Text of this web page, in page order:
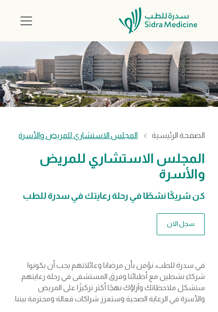
الصفحة الرئيسية المجلس الاستشاري للمريض والأسرة
المجلس الاستشاري للمريض
والأسرة
كن شريكًا نشطًا في رحلة رعايتك في سدرة للطب
سجل الان
في سدرة للطب، نؤمن بأن مرضانا وعائلاتهم يجب أن يكونوا
شركاء نشطين مع أطبائنا وفرق المستشفى في رحلة رعايتهم.
ستشكل ملاحظاتك وآراؤك نهجًا أكثر تركيزًا على المريض
والأسرة في الرعاية الصحية وستعزز شراكات فعالة ومحترمة بيننا.